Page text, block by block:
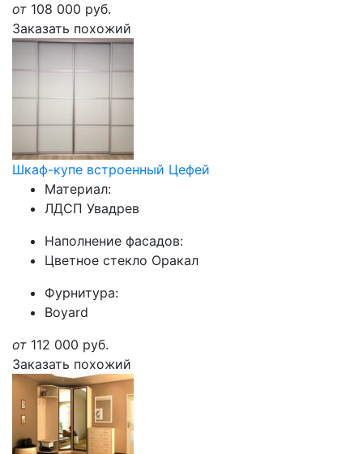
от 108 000 руб.
Заказать похожий
Шкаф-купе встроенный Цефей
Материал:
ЛДСП Увадрев
Наполнение фасадов:
Цветное стекло Оракал
Фурнитура:
Boyard
от 112 000 руб.
Заказать похожий